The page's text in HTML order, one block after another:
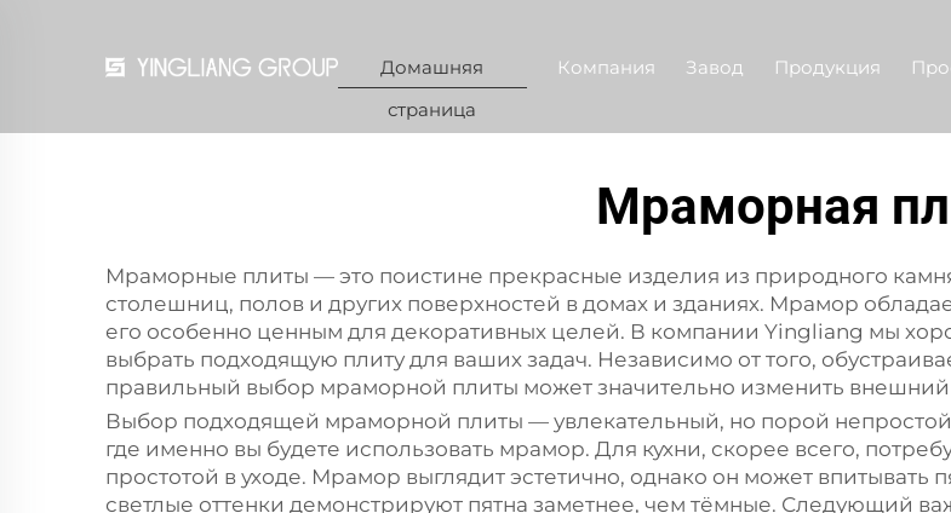
Домашняя
страница
Компания Завод Продукция
Мраморная
Мраморные плиты — это поистине прекрасные изделия из природного
столешниц, полов и других поверхностей в домах и зданиях. Мрамор
его особенно ценным для декоративных целей. В компании Yingliang мы
выбрать подходящую плиту для ваших задач. Независимо от того,
правильный выбор мраморной плиты может значительно изменить
Выбор подходящей мраморной плиты — увлекательный, но порой
где именно вы будете использовать мрамор. Для кухни, скорее всего,
простотой в уходе. Мрамор выглядит эстетично, однако он может
светлые оттенки демонстрируют пятна заметнее, чем тёмные. Следующий